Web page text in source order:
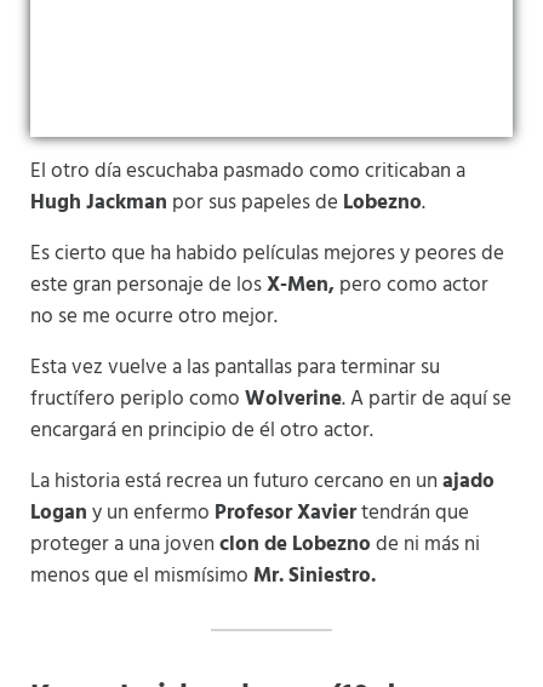
El otro día escuchaba pasmado como criticaban a
Hugh Jackman por sus papeles de Lobezno.
Es cierto que ha habido películas mejores y peores de
este gran personaje de losX-Men, pero como actor
no se me ocurre otro mejor.
Esta vez vuelve a las pantallas para terminar su
fructífero periplo comoWolverine. A partir de aquí se
encargará en principio de él otro actor.
La historia está recrea un futuro cercano en unajado
Logany un enfermo Profesor Xaviertendrán que
proteger a una jovenclon de Lobeznode ni más ni
menos que el mismísimo Mr. Siniestro.